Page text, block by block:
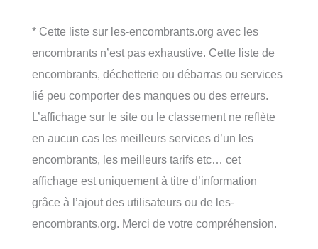
* Cette liste sur les-encombrants.org avec les
encombrants n’est pas exhaustive. Cette liste de
encombrants, déchetterie ou débarras ou services
lié peu comporter des manques ou des erreurs.
L’affichage sur le site ou le classement ne reflète
en aucun cas les meilleurs services d’un les
encombrants, les meilleurs tarifs etc… cet
affichage est uniquement à titre d’information
grâce à l’ajout des utilisateurs ou de les-
encombrants.org. Merci de votre compréhension.